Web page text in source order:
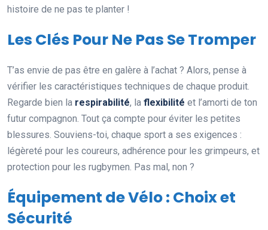
histoire de ne pas te planter !
Les Clés Pour Ne Pas Se Tromper
T’as envie de pas être en galère à l’achat ? Alors, pense à
vérifier les caractéristiques techniques de chaque produit.
Regarde bien la respirabilité, la flexibilité et l’amorti de ton
futur compagnon. Tout ça compte pour éviter les petites
blessures. Souviens-toi, chaque sport a ses exigences :
légèreté pour les coureurs, adhérence pour les grimpeurs, et
protection pour les rugbymen. Pas mal, non ?
Équipement de Vélo : Choix et
Sécurité